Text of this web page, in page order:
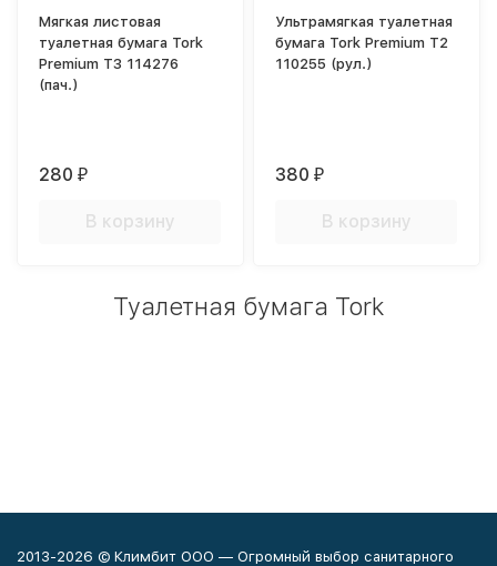
Мягкая листовая
туалетная бумага Tork
Premium T3 114276
(пач.)
280₽
В корзину
Ультрамягкая туалетная
бумага Tork Premium T2
110255 (рул.)
380₽
В корзину
Туалетная бумага Tork
2013-2026 © Климбит ООО — Огромный выбор санитарного